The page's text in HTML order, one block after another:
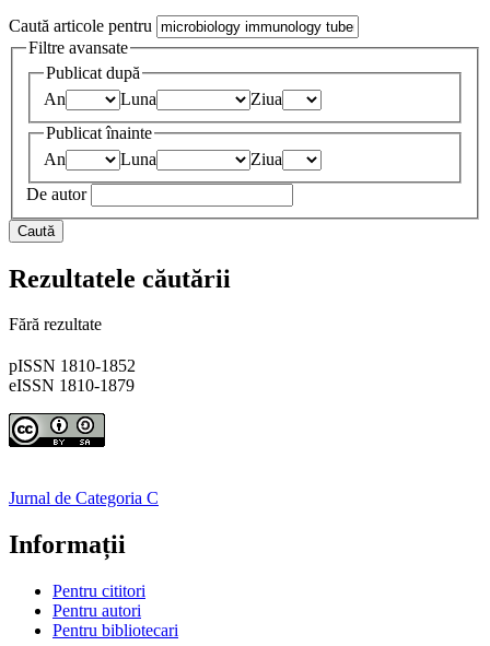
Caută articole pentru
Filtre avansate
Publicat după
An
Luna
Ziua
Publicat înainte
An
Luna
Ziua
De autor
Caută
Rezultatele căutării
Fără rezultate
pISSN 1810-1852
eISSN 1810-1879
Jurnal de Categoria C
Informații
Pentru cititori
Pentru autori
Pentru bibliotecari